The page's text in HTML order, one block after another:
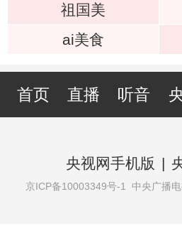
祖国美
ai美食
首页 直播 听音
央视网手机版 |
京ICP备10003349号-1 中央广播